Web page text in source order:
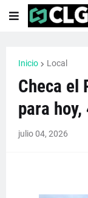
Inicio Local
Checa el
para
julio 04, 2026